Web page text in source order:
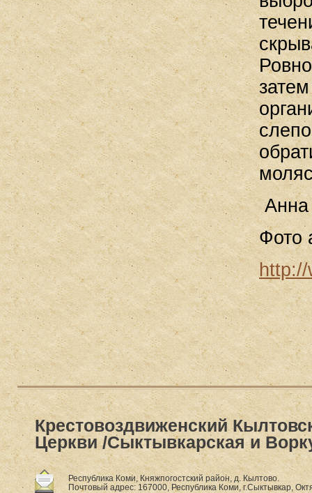
Фото
http://
Крестовоздвиженский
Церкви /Сыктывкарская и
Республика Коми, Княжпогостский район, д. Кылтово.
Почтовый адрес: 167000, Республика Коми, г.Сыктывкар,